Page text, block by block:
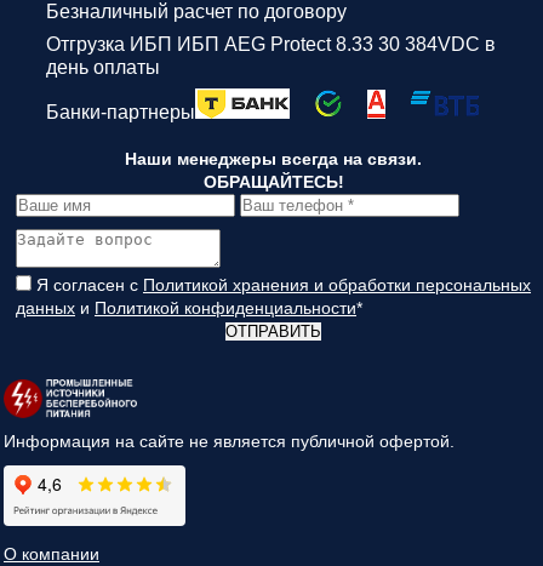
Безналичный расчет по договору
Отгрузка ИБП ИБП AEG Protect 8.33 30 384VDC в
день оплаты
Банки-партнеры
Наши менеджеры всегда на связи.
ОБРАЩАЙТЕСЬ!
Я согласен с Политикой хранения и обработки персональных
данных и Политикой конфиденциальности*
ОТПРАВИТЬ
Информация на сайте не является публичной офертой.
О компании